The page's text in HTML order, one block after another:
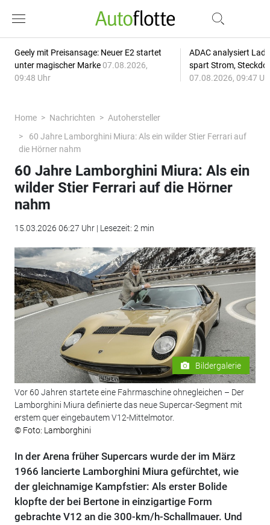
Geely mit Preisansage: Neuer E2 startet
unter magischer Marke 07.08.2026,
09:48 Uhr
ADAC analysiert
spart Strom,
07.08.2026, 09:47
Home Nachrichten
Autohersteller
60 Jahre Lamborghini Miura: Als ein wilder Stier Ferrari auf
die Hörner nahm
60 Jahre Lamborghini Miura: Als ein
wilder Stier Ferrari auf die Hörner
nahm
15.03.2026 06:27 Uhr | Lesezeit: 2 min
Bildergalerie
Vor 60 Jahren startete eine Fahrmaschine ohnegleichen – Der
Lamborghini Miura definierte das neue Supercar-Segment mit
erstem quer eingebautem V12-Mittelmotor.
© Foto: Lamborghini
In der Arena früher Supercars wurde der im März
1966 lancierte Lamborghini Miura gefürchtet, wie
der gleichnamige Kampfstier: Als erster Bolide
klopfte der bei Bertone in einzigartige Form
gebrachte V12 an die 300-km/h-Schallmauer. Und